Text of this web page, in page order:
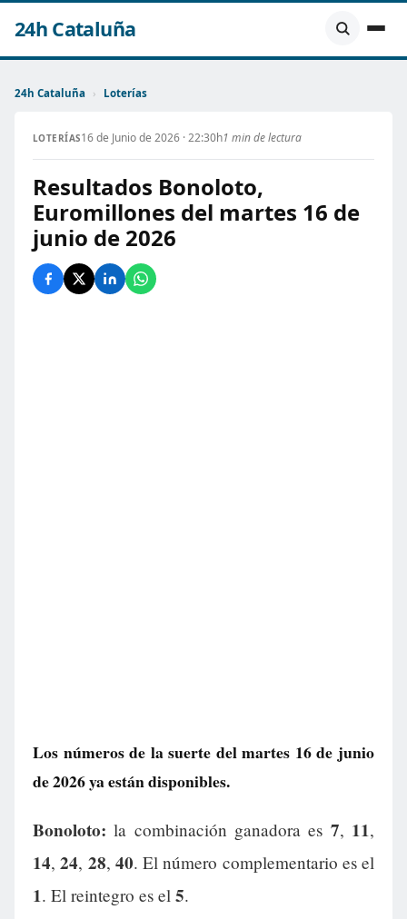
24h Cataluña
24h Cataluña › Loterías
LOTERÍAS16 de Junio de 2026 · 22:30h1 min de lectura
Resultados Bonoloto,
Euromillones del martes 16 de
junio de 2026
Los números de la suerte del martes 16 de junio
de 2026 ya están disponibles.
Bonoloto: la combinación ganadora es 7, 11,
14,24, 28, 40. El número complementario es el
1. El reintegro es el 5.